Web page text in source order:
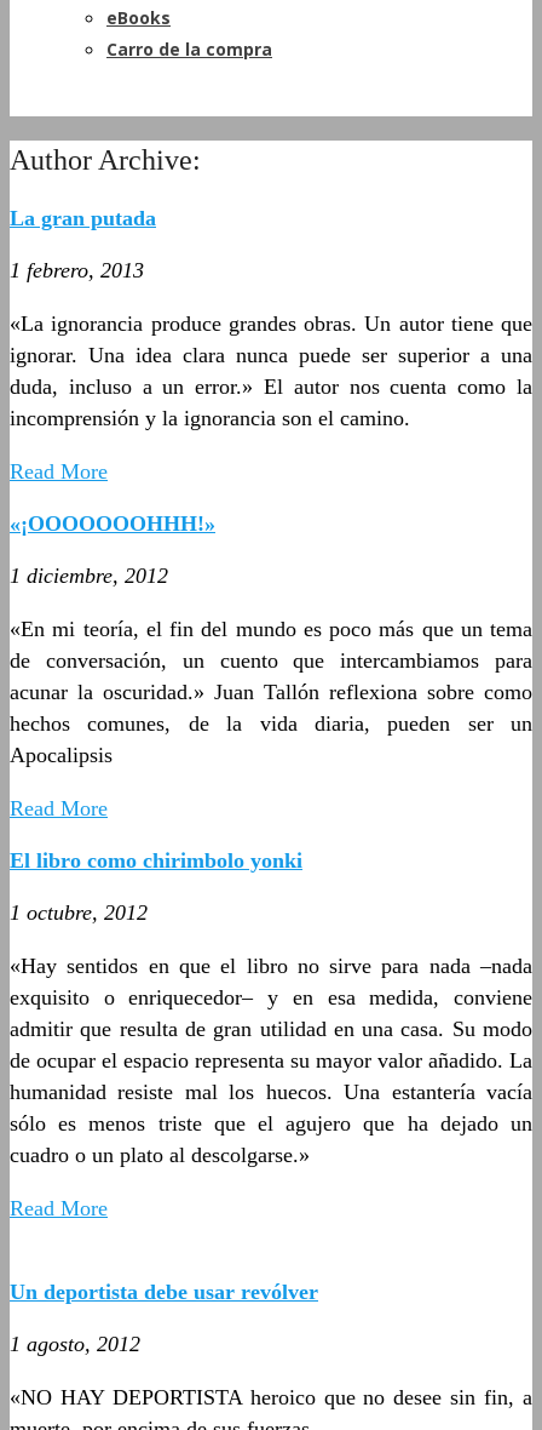
eBooks
Carro de la compra
Author Archive:
La gran putada
1 febrero, 2013
«La ignorancia produce grandes obras. Un autor tiene que
ignorar. Una idea clara nunca puede ser superior a una
duda, incluso a un error.» El autor nos cuenta como la
incomprensión y la ignorancia son el camino.
Read More
«¡OOOOOOOHHH!»
1 diciembre, 2012
«En mi teoría, el fin del mundo es poco más que un tema
de conversación, un cuento que intercambiamos para
acunar la oscuridad.» Juan Tallón reflexiona sobre como
hechos comunes, de la vida diaria, pueden ser un
Apocalipsis
Read More
El libro como chirimbolo yonki
1 octubre, 2012
«Hay sentidos en que el libro no sirve para nada –nada
exquisito o enriquecedor– y en esa medida, conviene
admitir que resulta de gran utilidad en una casa. Su modo
de ocupar el espacio representa su mayor valor añadido. La
humanidad resiste mal los huecos. Una estantería vacía
sólo es menos triste que el agujero que ha dejado un
cuadro o un plato al descolgarse.»
Read More
Un deportista debe usar revólver
1 agosto, 2012
«NO HAY DEPORTISTA heroico que no desee sin fin, a